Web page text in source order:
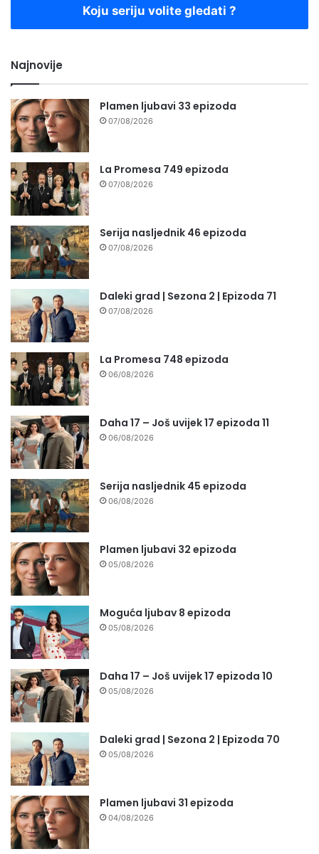
Koju seriju volite gledati ?
Najnovije
Plamen ljubavi 33 epizoda
07/08/2026
La Promesa 749 epizoda
07/08/2026
Serija nasljednik 46 epizoda
07/08/2026
Daleki grad | Sezona 2 | Epizoda 71
07/08/2026
La Promesa 748 epizoda
06/08/2026
Daha 17 – Još uvijek 17 epizoda 11
06/08/2026
Serija nasljednik 45 epizoda
06/08/2026
Plamen ljubavi 32 epizoda
05/08/2026
Moguća ljubav 8 epizoda
05/08/2026
Daha 17 – Još uvijek 17 epizoda 10
05/08/2026
Daleki grad | Sezona 2 | Epizoda 70
05/08/2026
Plamen ljubavi 31 epizoda
04/08/2026